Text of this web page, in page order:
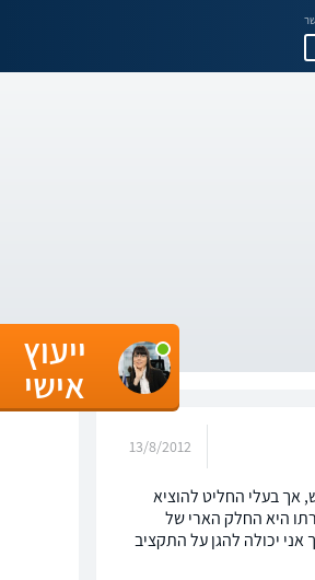
13/8/2012
אמנם החלטנו להתגרש, אך בעלי החליט להוציא
היא החלק הארי של
יכולה להגן על התקציב
ייעוץ
אישי